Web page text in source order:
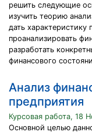
решить следующие
изучить теорию
дать характеристику
проанализировать
разработать
финансового
Анализ
предприятия
Курсовая работа, 18
Основной целью